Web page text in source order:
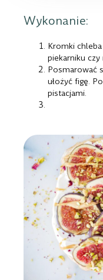
Wykonanie:
Kromki
piekarniku czy
Posmarować
ułożyć figę.
pistacjami.